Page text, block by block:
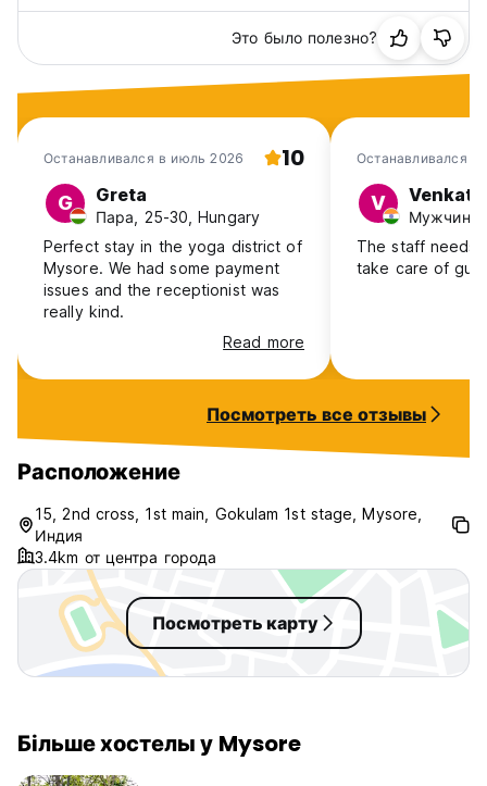
Это было полезно?
Останавливался в июль 2026 10
G Greta
Пара, 25-30, Hungary
Perfect stay in the yoga district of
Mysore. We had some payment
issues and the receptionist was
really kind.
Read more
Останавливался в
V Venkat
Мужчина,
The staff needs
take care of
Посмотреть все отзывы
Расположение
15, 2nd cross, 1st main, Gokulam 1st stage, Mysore,
Индия
3.4km от центра города
Посмотреть карту
Більше хостелы у Mysore